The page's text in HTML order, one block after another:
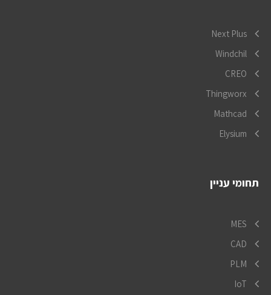
Next Plus
Windchil
CREO
Thingworx
Mathcad
Elysium
תחומי עניין
MES
CAD
PLM
IoT